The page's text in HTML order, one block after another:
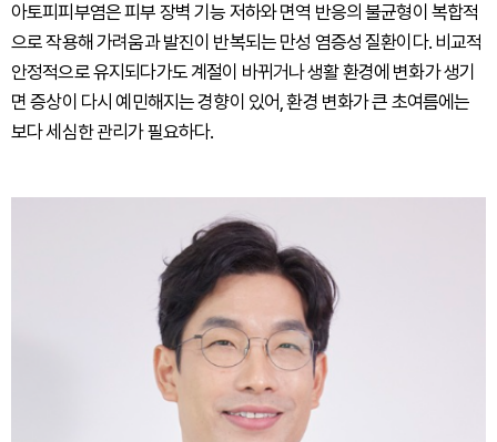
아토피피부염은 피부 장벽 기능 저하와 면역 반응의 불균형이 복합적
으로 작용해 가려움과 발진이 반복되는 만성 염증성 질환이다. 비교적
안정적으로 유지되다가도 계절이 바뀌거나 생활 환경에 변화가 생기
면 증상이 다시 예민해지는 경향이 있어, 환경 변화가 큰 초여름에는
보다 세심한 관리가 필요하다.